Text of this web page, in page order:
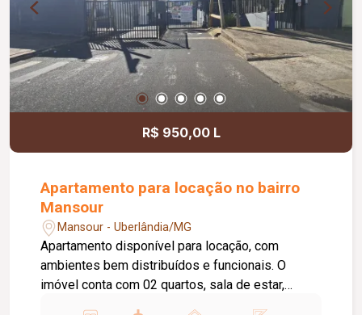
R$ 950,00 L
Apartamento para locação no bairro
Mansour
Mansour - Uberlândia/MG
Apartamento disponível para locação, com
ambientes bem distribuídos e funcionais. O
imóvel conta com 02 quartos, sala de estar,